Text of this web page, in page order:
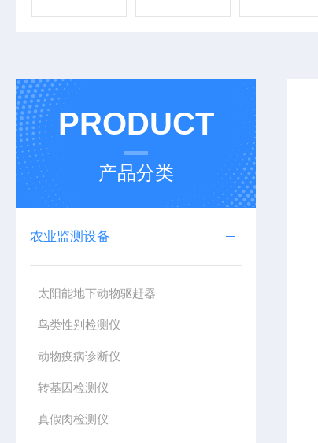
PRODUCT
产品分类
农业监测设备
太阳能地下动物驱赶器
鸟类性别检测仪
动物疫病诊断仪
转基因检测仪
真假肉检测仪